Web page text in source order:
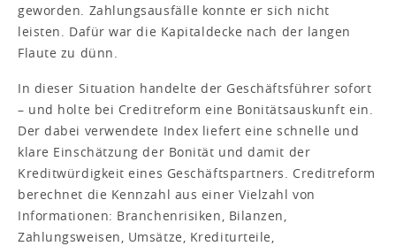
geworden. Zahlungsausfälle konnte er sich nicht
leisten. Dafür war die Kapitaldecke nach der langen
Flaute zu dünn.
In dieser Situation handelte der Geschäftsführer sofort
– und holte bei Creditreform eine Bonitätsauskunft ein.
Der dabei verwendete Index liefert eine schnelle und
klare Einschätzung der Bonität und damit der
Kreditwürdigkeit eines Geschäftspartners. Creditreform
berechnet die Kennzahl aus einer Vielzahl von
Informationen: Branchenrisiken, Bilanzen,
Zahlungsweisen, Umsätze, Krediturteile,